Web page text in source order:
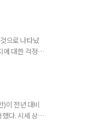
다시 주목
으로 나타났
에 대한 걱정이
‘
)이 전년 대비
다. 시세 상승